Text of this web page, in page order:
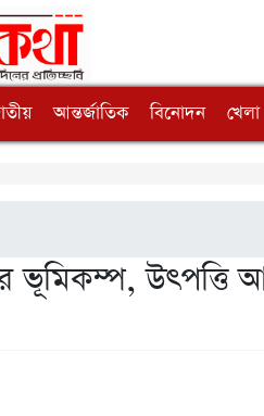
আন্তর্জাতিক বিনোদন খেলা
ভূমিকম্প, উৎপত্তি